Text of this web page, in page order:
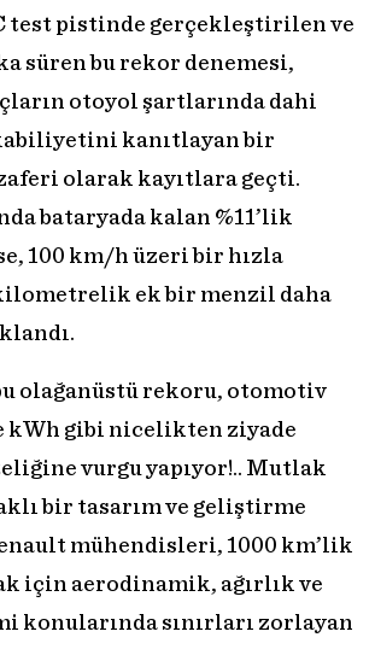
test pistinde gerçekleştirilen ve
süren bu rekor denemesi,
otoyol şartlarında dahi
kanıtlayan bir
olarak kayıtlara geçti.
bataryada kalan %11’lik
100 km/h üzeri bir hızla
ek bir menzil daha
olağanüstü rekoru, otomotiv
kWh gibi nicelikten ziyade
vurgu yapıyor!.. Mutlak
bir tasarım ve geliştirme
mühendisleri, 1000 km’lik
için aerodinamik, ağırlık ve
konularında sınırları zorlayan